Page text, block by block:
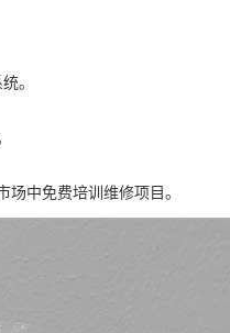
。
中免费培训维修项目。